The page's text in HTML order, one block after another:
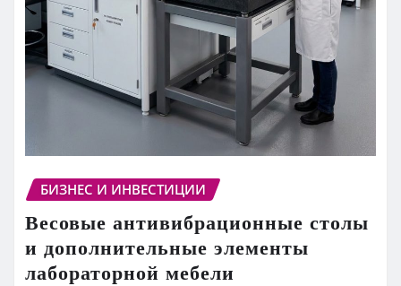
БИЗНЕС И ИНВЕСТИЦИИ
Весовые антивибрационные столы
и дополнительные элементы
лабораторной мебели